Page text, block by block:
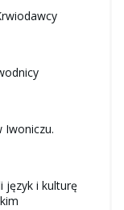
Iwoniczu.
język i kulturę